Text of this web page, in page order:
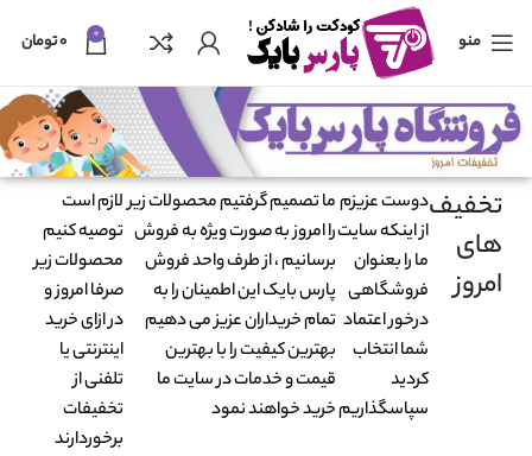
منو 0 ۰تومان
تخفیف
های
امروز
دوست عزیزم
از اینکه سایت
ما را بعنوان
فروشگاهی
درخور اعتماد
شما انتخاب
کردید
سپاسگذاریم
ما تصمیم گرفتیم محصولات زیر
را امروز به صورت ویژه به فروش
برسانیم ، از طرف واحد فروش
پارس بایک این اطمینان را به
تمام خریداران عزیز می دهیم
بهترین کیفیت را با بهترین
قیمت و خدمات در سایت ما
خرید خواهند نمود
لازم است
توصیه کنیم
محصولات زیر
صرفا امروز و
در ازای خرید
اینترنتی یا
تلفنی از
تخفیفات
برخوردارند